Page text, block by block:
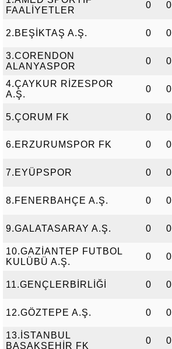
FAALİYETLER
0 0
2.BEŞİKTAŞ A.Ş. 0 0
3.CORENDON
ALANYASPOR
0 0
4.ÇAYKUR RİZESPOR
A.Ş.
0 0
5.ÇORUM FK 0 0
6.ERZURUMSPOR FK 0 0
7.EYÜPSPOR 0 0
8.FENERBAHÇE A.Ş. 0 0
9.GALATASARAY A.Ş. 0 0
10.GAZİANTEP FUTBOL
KULÜBÜ A.Ş.
0 0
11.GENÇLERBİRLİĞİ 0 0
12.GÖZTEPE A.Ş. 0 0
13.İSTANBUL
BAŞAKŞEHİR FK
0 0